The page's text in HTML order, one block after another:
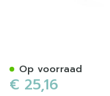
€ 25,16
Op voorraad